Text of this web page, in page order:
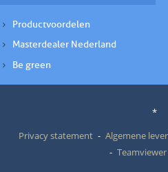
Productvoordelen
Masterdealer Nederland
Be green
*
Privacy statement
Algemene